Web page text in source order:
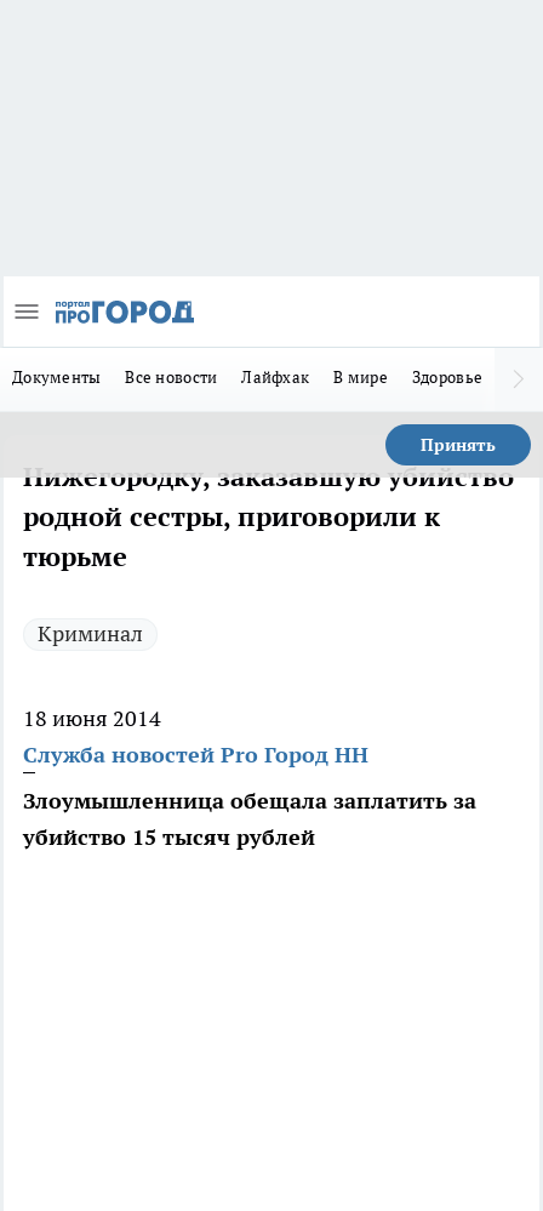
Документы Все новости Лайфхак В мире Здоровье
Принять
Нижегородку, заказавшую убийство
родной сестры, приговорили к
тюрьме
Криминал
18 июня 2014
Служба новостей Pro Город НН
Злоумышленница обещала заплатить за
убийство 15 тысяч рублей